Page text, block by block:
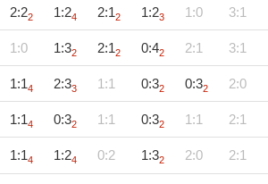
2:22 1:24 2:12 1:23 1:0 3:1
1:0 1:32 2:12 0:42 2:1 3:1
1:14 2:33 1:1 0:32 0:32 2:0
1:14 0:32 1:1 0:32 1:1 2:1
1:14 1:24 0:2 1:32 2:0 2:1